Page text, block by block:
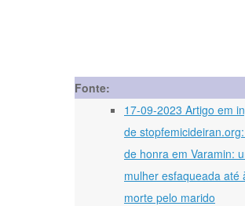
Fonte:
17-09-2023 Artigo em
de
de honra em Varamin:
mulher esfaqueada até
morte pelo marido